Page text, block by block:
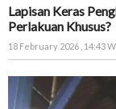
Lapisan Keras
Perlakuan Khusus?
18 February 2026 , 14:43